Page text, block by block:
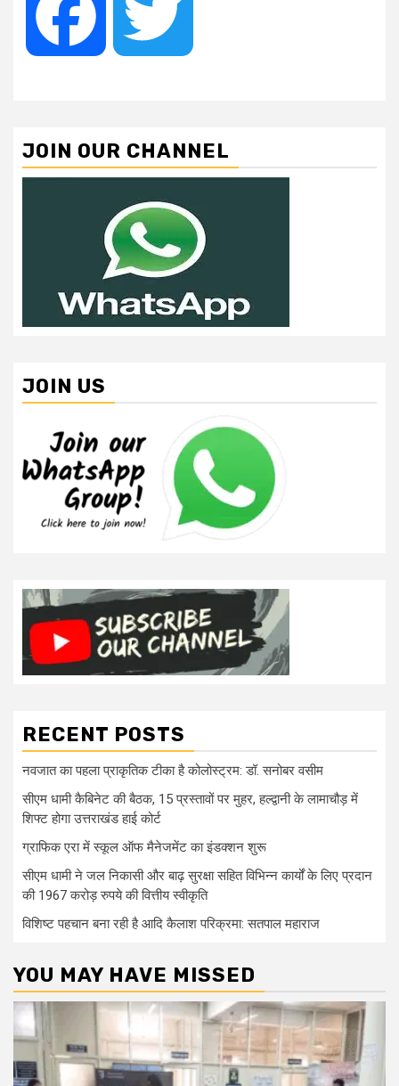
Facebook
JOIN OUR CHANNEL
JOIN US
RECENT POSTS
नवजात का पहला प्राकृतिक टीका है कोलोस्ट्रम: डॉ. सनोबर वसीम
सीएम धामी कैबिनेट की बैठक, 15 प्रस्तावों पर मुहर, हल्द्वानी के लामाचौड़ में
शिफ्ट होगा उत्तराखंड हाई कोर्ट
ग्राफिक एरा में स्कूल ऑफ मैनेजमेंट का इंडक्शन शुरू
सीएम धामी ने जल निकासी और बाढ़ सुरक्षा सहित विभिन्न कार्यों के लिए प्रदान
की 1967 करोड़ रुपये की वित्तीय स्वीकृति
विशिष्ट पहचान बना रही है आदि कैलाश परिक्रमा: सतपाल महाराज
YOU MAY HAVE MISSED